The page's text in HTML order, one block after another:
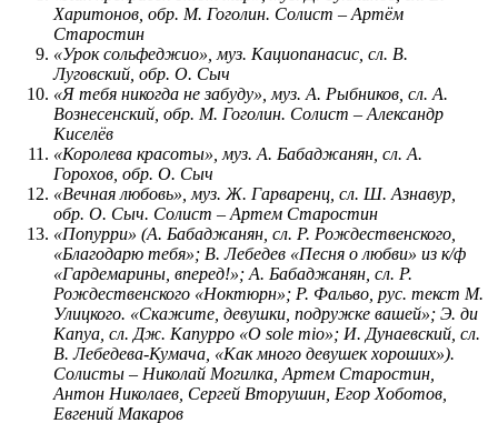
Харитонов, обр. М. Гоголин. Солист – Артём
Старостин
«Урок сольфеджио», муз. Кациопанасис, сл. В.
Луговский, обр. О. Сыч
«Я тебя никогда не забуду», муз. А. Рыбников, сл. А.
Вознесенский, обр. М. Гоголин. Солист – Александр
Киселёв
«Королева красоты», муз. А. Бабаджанян, сл. А.
Горохов, обр. О. Сыч
«Вечная любовь», муз. Ж. Гарваренц, сл. Ш. Азнавур,
обр. О. Сыч. Солист – Артем Старостин
«Попурри» (А. Бабаджанян, сл. Р. Рождественского,
«Благодарю тебя»; В. Лебедев «Песня о любви» из к/ф
«Гардемарины, вперед!»; А. Бабаджанян, сл. Р.
Рождественского «Ноктюрн»; Р. Фальво, рус. текст М.
Улицкого. «Скажите, девушки, подружке вашей»; Э. ди
Капуа, сл. Дж. Капурро «О sole mio»; И. Дунаевский, сл.
В. Лебедева-Кумача, «Как много девушек хороших»).
Солисты – Николай Могилка, Артем Старостин,
Антон Николаев, Сергей Вторушин, Егор Хоботов,
Евгений Макаров